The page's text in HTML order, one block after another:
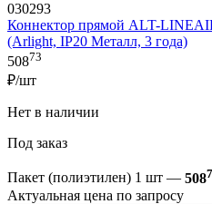
030293
Коннектор прямой ALT-
(Arlight, IP20 Металл, 3 года)
50873
₽/шт
Нет в наличии
Под заказ
Пакет (полиэтилен) 1 шт — 508
Актуальная цена по запросу